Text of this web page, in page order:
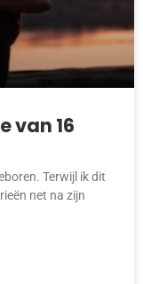
van 16
Terwijl ik dit
net na zijn